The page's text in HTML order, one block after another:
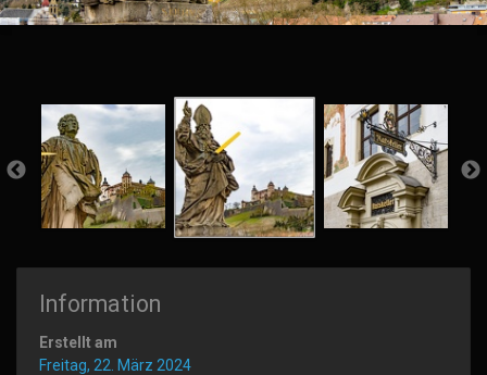
Information
Erstellt am
Freitag, 22. März 2024